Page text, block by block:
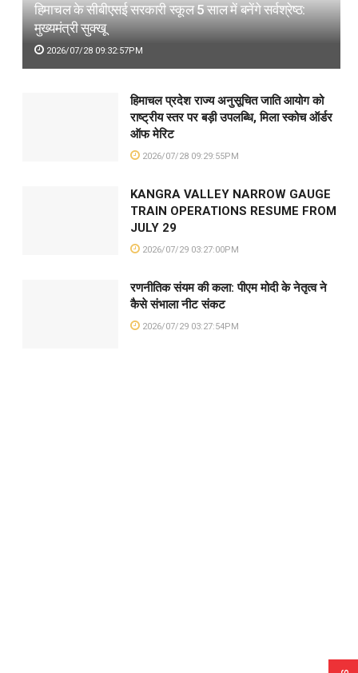
हिमाचल के सीबीएसई सरकारी स्कूल 5 साल में बनेंगे सर्वश्रेष्ठ:
मुख्यमंत्री सुक्खू
2026/07/28 09:32:57PM
हिमाचल प्रदेश राज्य अनुसूचित जाति आयोग को
राष्ट्रीय स्तर पर बड़ी उपलब्धि, मिला स्कोच ऑर्डर
ऑफ मेरिट
2026/07/28 09:29:55PM
KANGRA VALLEY NARROW GAUGE
TRAIN OPERATIONS RESUME FROM
JULY 29
2026/07/29 03:27:00PM
रणनीतिक संयम की कला: पीएम मोदी के नेतृत्व ने
कैसे संभाला नीट संकट
2026/07/29 03:27:54PM